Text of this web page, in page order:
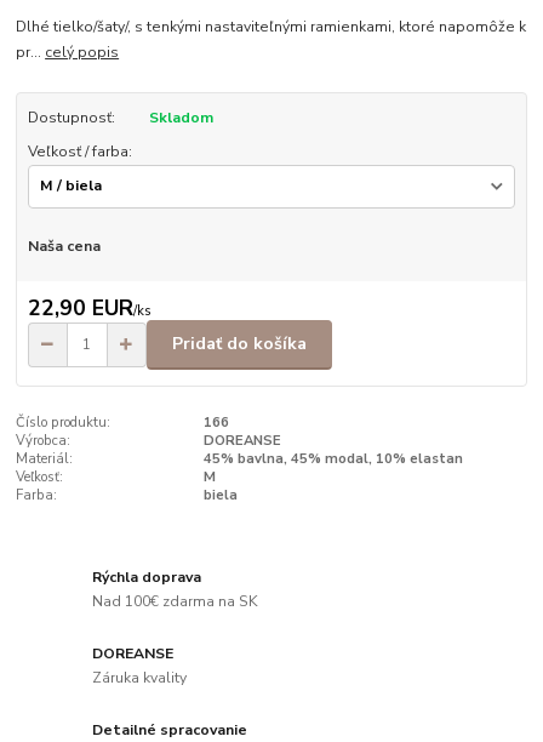
Dlhé tielko/šaty/, s tenkými nastaviteľnými ramienkami, ktoré napomôže k
pr... celý popis
Dostupnosť:
Skladom
Veľkosť / farba:
Naša cena
22,90 EUR/ks
Pridať do košíka
Číslo produktu:
166
Výrobca:
DOREANSE
Materiál:
45% bavlna, 45% modal, 10% elastan
Veľkosť:
M
Farba:
biela
Rýchla doprava
Nad 100€ zdarma na SK
DOREANSE
Záruka kvality
Detailné spracovanie